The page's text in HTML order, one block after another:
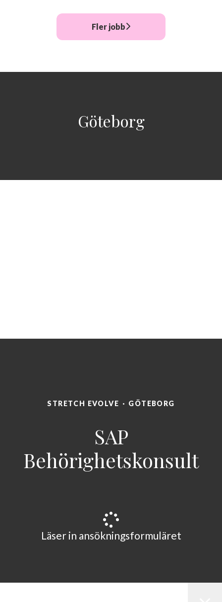
Fler jobb
Göteborg
STRETCH EVOLVE · GÖTEBORG
SAP
Behörighetskonsult
Läser in ansökningsformuläret